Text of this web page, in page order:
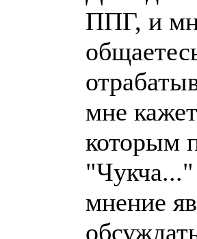
ППГ, и
мне
которым
"Чукча..."
мнение